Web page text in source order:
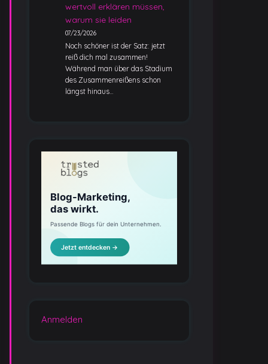
wertvoll erklären müssen,
warum sie leiden
07/23/2026
Noch schöner ist der Satz: jetzt
reiß dich mal zusammen!
Während man über das Stadium
des Zusammenreißens schon
längst hinaus…
Anmelden